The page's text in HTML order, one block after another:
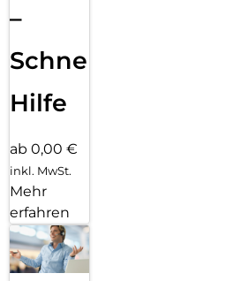
–
Schnelle
Hilfe
ab 0,00 €
inkl. MwSt.
Mehr
erfahren